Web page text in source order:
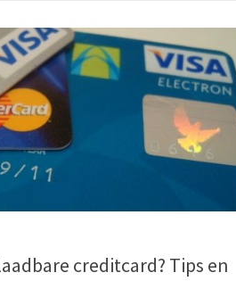
creditcard? Tips en